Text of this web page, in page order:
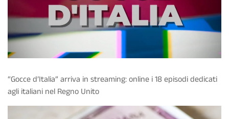
“Gocce d’Italia” arriva in streaming: online i 18 episodi dedicati
agli italiani nel Regno Unito